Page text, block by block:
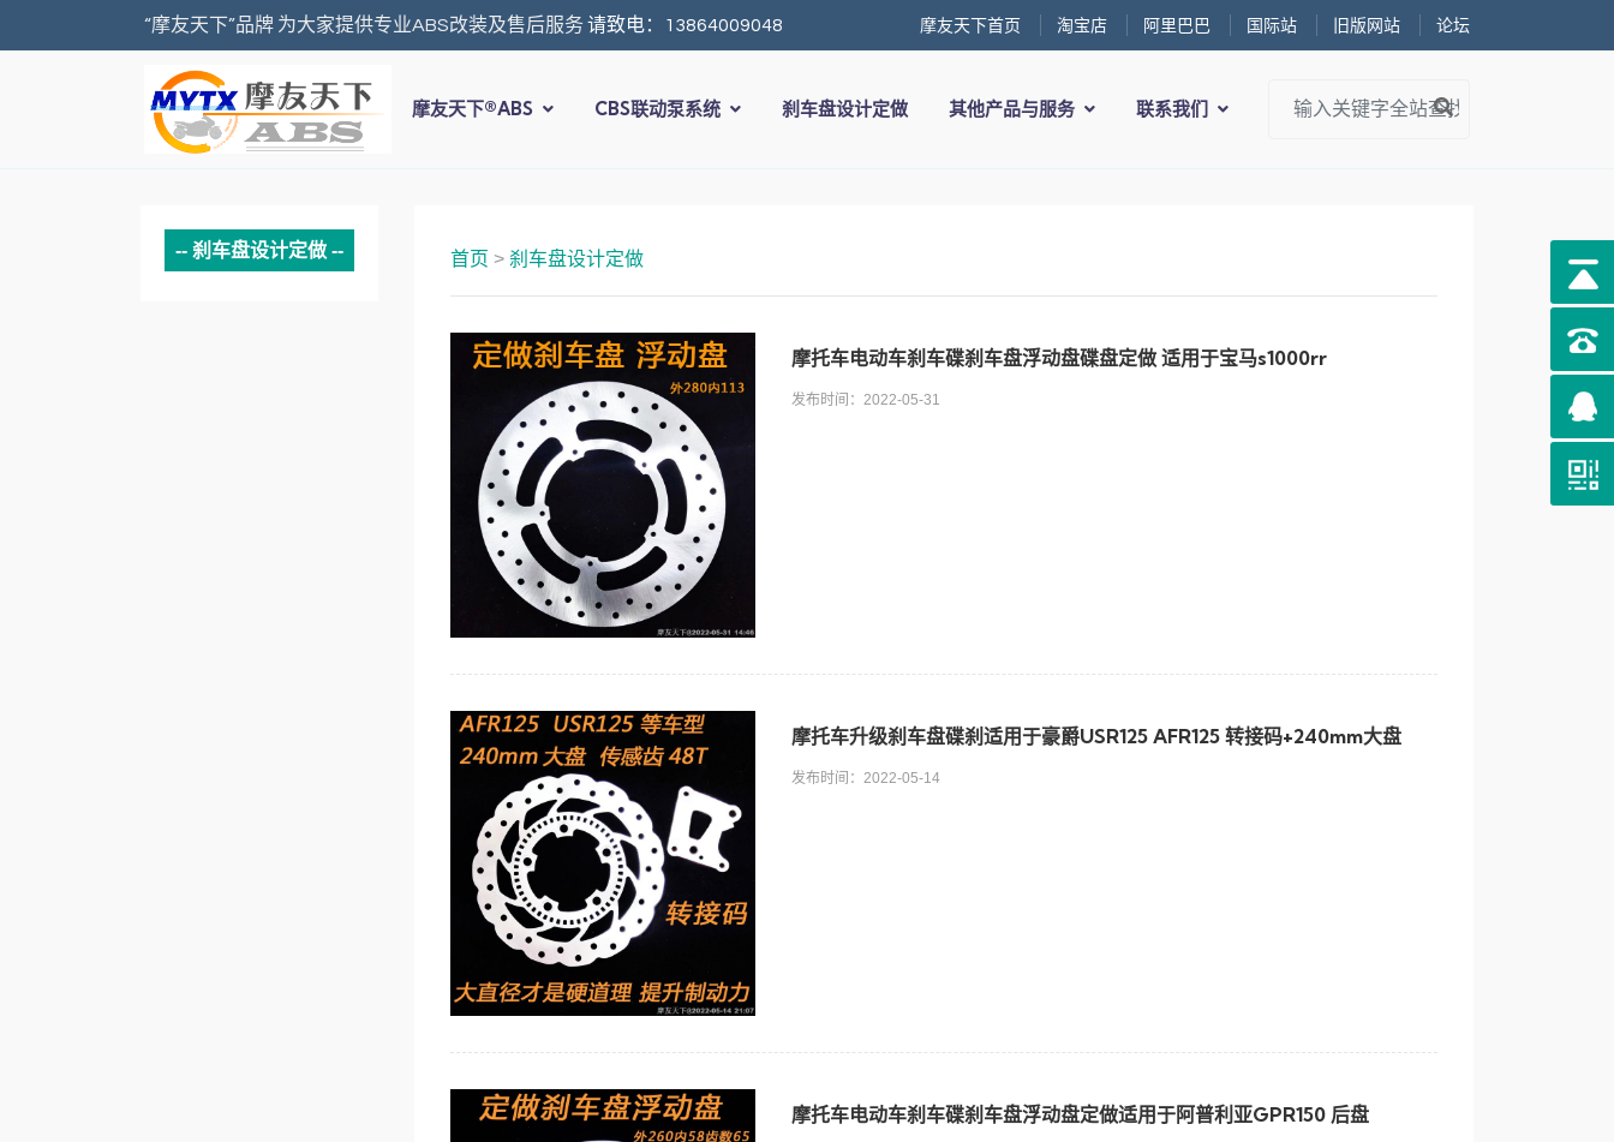
“摩友天下”品牌 为大家提供专业ABS改装及售后服务 请致电：13864009048 摩友天下首页 淘宝店 阿里巴巴 国际站 旧版网站 论坛
摩友天下®ABS CBS联动泵系统 刹车盘设计定做 其他产品与服务 联系我们
刹车盘设计定做 首页 > 刹车盘设计定做
摩托车电动车刹车碟刹车盘浮动盘碟盘定做 适用于宝马s1000rr
发布时间：2022-05-31
摩托车升级刹车盘碟刹适用于豪爵USR125 AFR125 转接码+240mm大盘
发布时间：2022-05-14
摩托车电动车刹车碟刹车盘浮动盘定做适用于阿普利亚GPR150 后盘